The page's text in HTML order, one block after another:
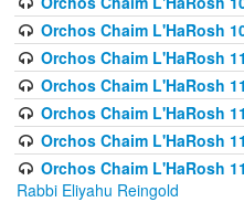
Orchos Chaim L'HaRosh
Orchos Chaim L'HaRosh
Orchos Chaim L'HaRosh
Orchos Chaim L'HaRosh
Orchos Chaim L'HaRosh
Orchos Chaim L'HaRosh
Rabbi Eliyahu Reingold